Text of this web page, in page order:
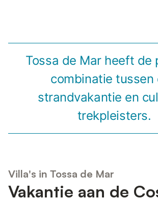
Tossa de Mar heeft de
combinatie tussen
strandvakantie en
trekpleisters.
Villa's in Tossa de Mar
Vakantie aan de